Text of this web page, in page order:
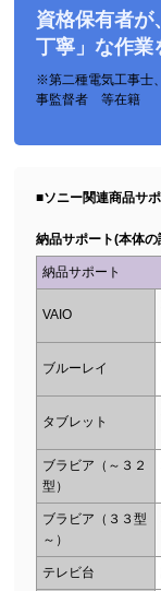
資格保有者が
丁寧」な作業
※第二種電気工事士
事監督者 等在籍
■ソニー関連商品サ
納品サポート(本体の
納品サポート
VAIO
ブルーレイ
タブレット
ブラビア（～３２
型）
ブラビア（３３型
～）
テレビ台